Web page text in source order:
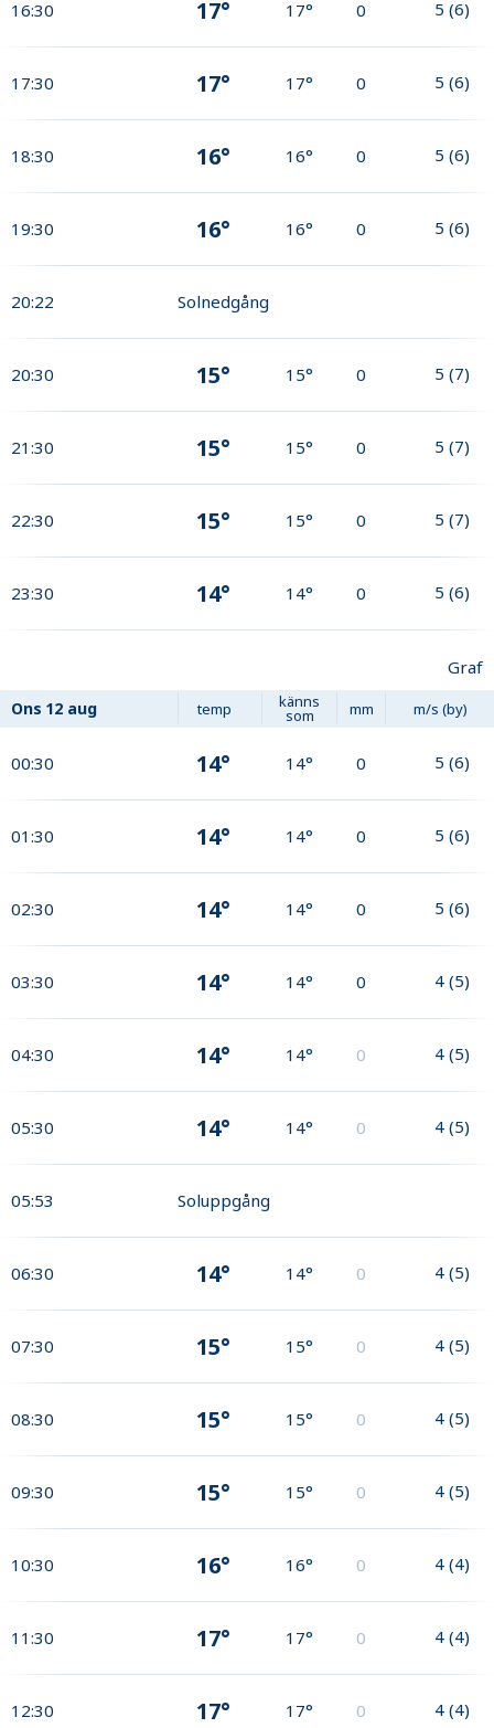
16:30 17° 17° 0 5 (6)
17:30 17° 17° 0 5 (6)
18:30 16° 16° 0 5 (6)
19:30 16° 16° 0 5 (6)
20:22 Solnedgång
20:30 15° 15° 0 5 (7)
21:30 15° 15° 0 5 (7)
22:30 15° 15° 0 5 (7)
23:30 14° 14° 0 5 (6)
Graf
Ons 12 aug temp känns
som mm m/s (by)
00:30 14° 14° 0 5 (6)
01:30 14° 14° 0 5 (6)
02:30 14° 14° 0 5 (6)
03:30 14° 14° 0 4 (5)
04:30 14° 14° 0 4 (5)
05:30 14° 14° 0 4 (5)
05:53 Soluppgång
06:30 14° 14° 0 4 (5)
07:30 15° 15° 0 4 (5)
08:30 15° 15° 0 4 (5)
09:30 15° 15° 0 4 (5)
10:30 16° 16° 0 4 (4)
11:30 17° 17° 0 4 (4)
12:30 17° 17° 0 4 (4)